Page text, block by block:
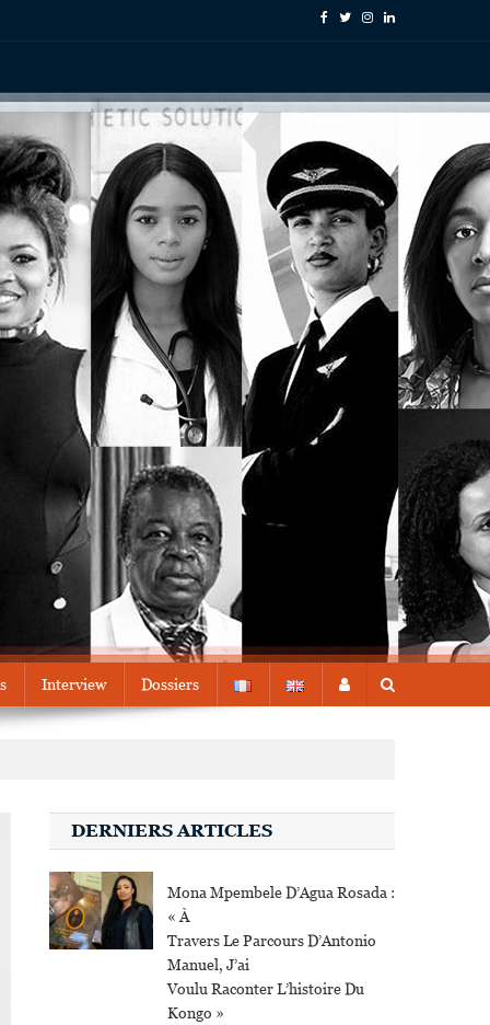
Interview Dossiers
DERNIERS ARTICLES
Mona Mpembele D’Agua Rosada :
« À
Travers Le Parcours D’Antonio
Manuel, J’ai
Voulu Raconter L’histoire Du
Kongo »